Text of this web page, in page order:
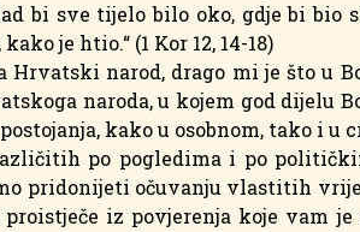
bi sve tijelo bilo oko, gdje bi bio
je htio.“ (1 Kor 12, 14-18)
narod, drago mi je što u
naroda, u kojem god dijelu
kako u osobnom, tako i
po pogledima i po
pridonijeti očuvanju vlastitih
iz povjerenja koje vam